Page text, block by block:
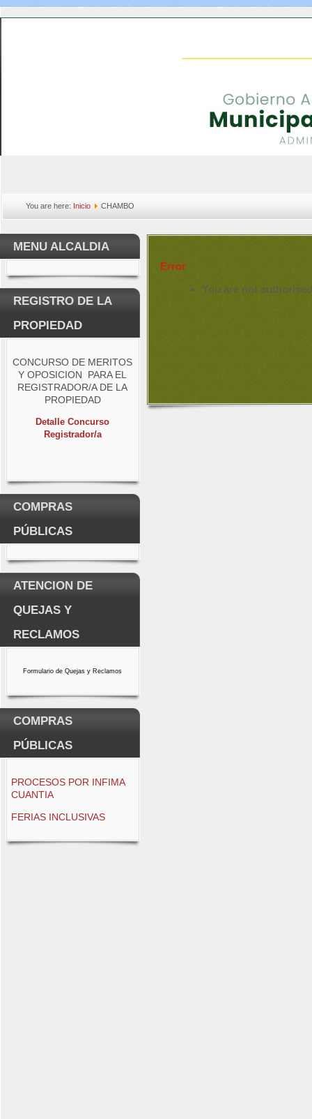
You are here: Inicio CHAMBO
MENU ALCALDIA
REGISTRO DE LA
PROPIEDAD
CONCURSO DE MERITOS
Y OPOSICION PARA EL
REGISTRADOR/A DE LA
PROPIEDAD
Detalle Concurso
Registrador/a
COMPRAS
PÚBLICAS
ATENCION DE
QUEJAS Y
RECLAMOS
Formulario de Quejas y Reclamos
COMPRAS
PÚBLICAS
PROCESOS POR INFIMA
CUANTIA
FERIAS INCLUSIVAS
Error
You are not